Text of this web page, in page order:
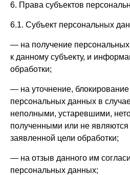
6. Права субъектов
6.1. Субъект персональных
— на получение
к данному субъекту, и
обработки;
— на уточнение,
персональных данных в
неполными, устаревшими,
полученными или не
заявленной цели обработки;
— на отзыв данного им
персональных данных;